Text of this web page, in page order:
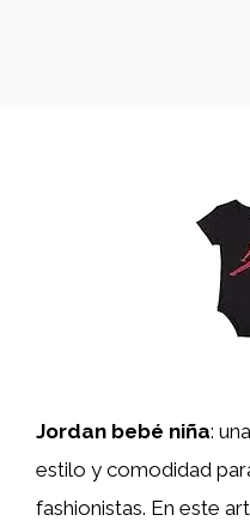
Jordan bebé niña:
estilo y comodidad
fashionistas. En este